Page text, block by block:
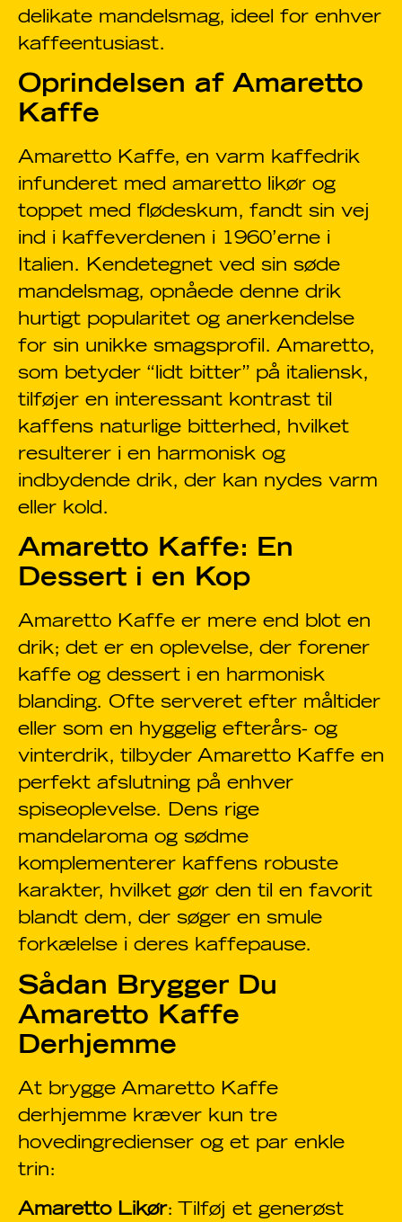
delikate mandelsmag, ideel for enhver
kaffeentusiast.
Oprindelsen af Amaretto
Kaffe
Amaretto Kaffe, en varm kaffedrik
infunderet med amaretto likør og
toppet med flødeskum, fandt sin vej
ind i kaffeverdenen i 1960’erne i
Italien. Kendetegnet ved sin søde
mandelsmag, opnåede denne drik
hurtigt popularitet og anerkendelse
for sin unikke smagsprofil. Amaretto,
som betyder “lidt bitter” på italiensk,
tilføjer en interessant kontrast til
kaffens naturlige bitterhed, hvilket
resulterer i en harmonisk og
indbydende drik, der kan nydes varm
eller kold.
Amaretto Kaffe: En
Dessert i en Kop
Amaretto Kaffe er mere end blot en
drik; det er en oplevelse, der forener
kaffe og dessert i en harmonisk
blanding. Ofte serveret efter måltider
eller som en hyggelig efterårs- og
vinterdrik, tilbyder Amaretto Kaffe en
perfekt afslutning på enhver
spiseoplevelse. Dens rige
mandelaroma og sødme
komplementerer kaffens robuste
karakter, hvilket gør den til en favorit
blandt dem, der søger en smule
forkælelse i deres kaffepause.
Sådan Brygger Du
Amaretto Kaffe
Derhjemme
At brygge Amaretto Kaffe
derhjemme kræver kun tre
hovedingredienser og et par enkle
trin:
Amaretto Likør: Tilføj et generøst